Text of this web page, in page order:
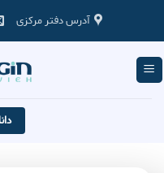
آدرس دفتر مرکزی